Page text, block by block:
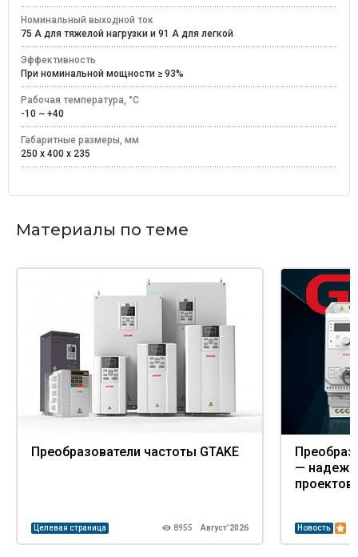
Номинальный выходной ток
75 А для тяжелой нагрузки и 91 А для легкой
Эффективность
При номинальной мощности ≥ 93%
Рабочая температура, °C
-10 ~ +40
Габаритные размеры, мм
250 x 400 x 235
Материалы по теме
Преобразователи частоты GTAKE
Целевая страница 8955 Август’2026
—
проектов
Новость